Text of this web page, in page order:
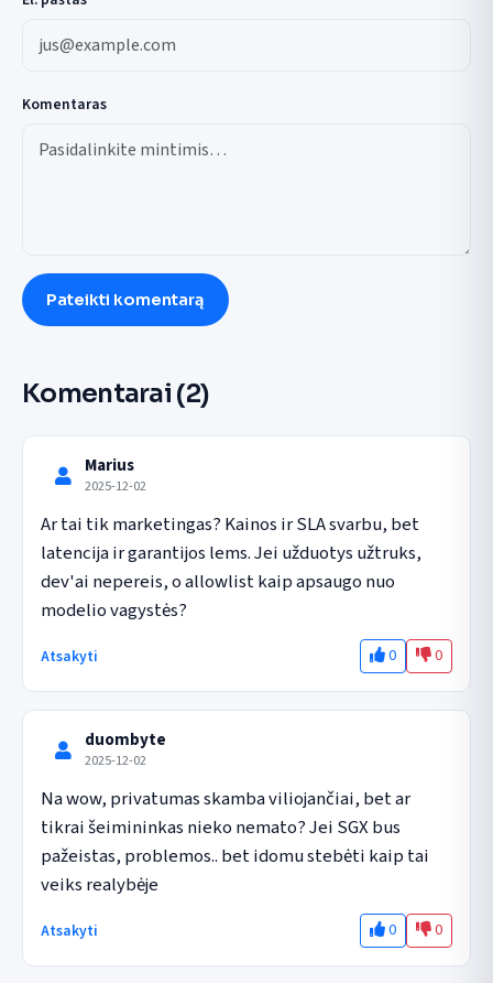
Komentaras
Pateikti komentarą
Komentarai (2)
Marius
2025-12-02
Ar tai tik marketingas? Kainos ir SLA svarbu, bet
latencija ir garantijos lems. Jei užduotys užtruks,
dev'ai nepereis, o allowlist kaip apsaugo nuo
modelio vagystės?
Atsakyti 0 0
duombyte
2025-12-02
Na wow, privatumas skamba viliojančiai, bet ar
tikrai šeimininkas nieko nemato? Jei SGX bus
pažeistas, problemos.. bet idomu stebėti kaip tai
veiks realybėje
Atsakyti 0 0